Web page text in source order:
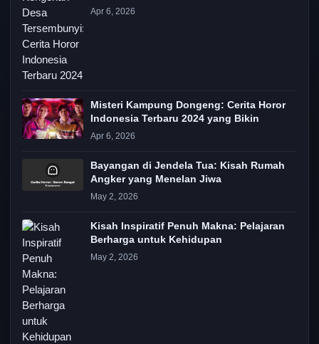
Apr 6, 2026
Misteri Kampung Dongeng: Cerita Horor
Indonesia Terbaru 2024 yang Bikin
Apr 6, 2026
Bayangan di Jendela Tua: Kisah Rumah
Angker yang Menelan Jiwa
May 2, 2026
Kisah Inspiratif Penuh Makna: Pelajaran
Berharga untuk Kehidupan
May 2, 2026